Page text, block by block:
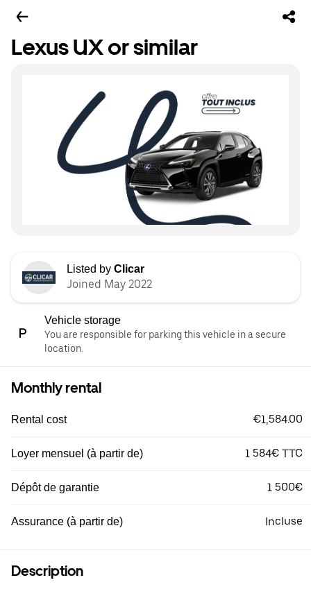
Lexus UX or similar
Listed by Clicar
Joined May 2022
Vehicle storage
You are responsible for parking this vehicle in a secure
location.
Monthly rental
Rental cost €1,584.00
Loyer mensuel (à partir de) 1 584€ TTC
Dépôt de garantie 1 500€
Assurance (à partir de) Incluse
Description